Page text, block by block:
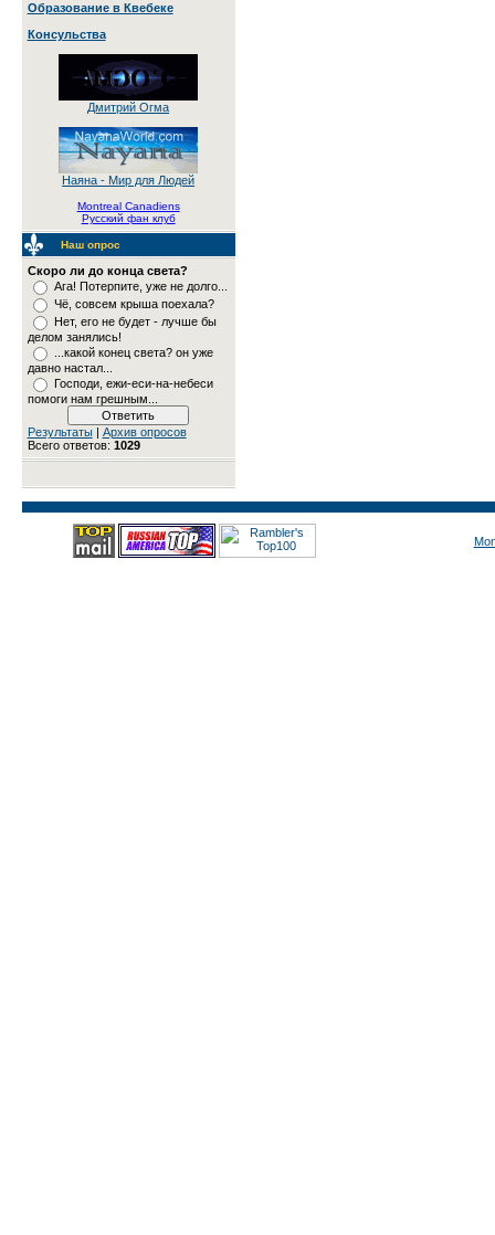
Образование в Квебеке
Консульства
Дмитрий Огма
Наяна - Мир для Людей
Montreal Canadiens
Русский фан клуб
Наш опрос
Скоро ли до конца света?
Ага! Потерпите, уже не долго...
Чё, совсем крыша поехала?
Нет, его не будет - лучше бы
делом занялись!
...какой конец света? он уже
давно настал...
Господи, ежи-еси-на-небеси
помоги нам грешным...
Результаты| Архив опросов
Всего ответов: 1029